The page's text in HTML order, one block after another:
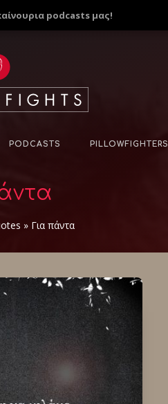
podcasts μας!
PODCASTS PILLOWFIGHTERS
» Για πάντα